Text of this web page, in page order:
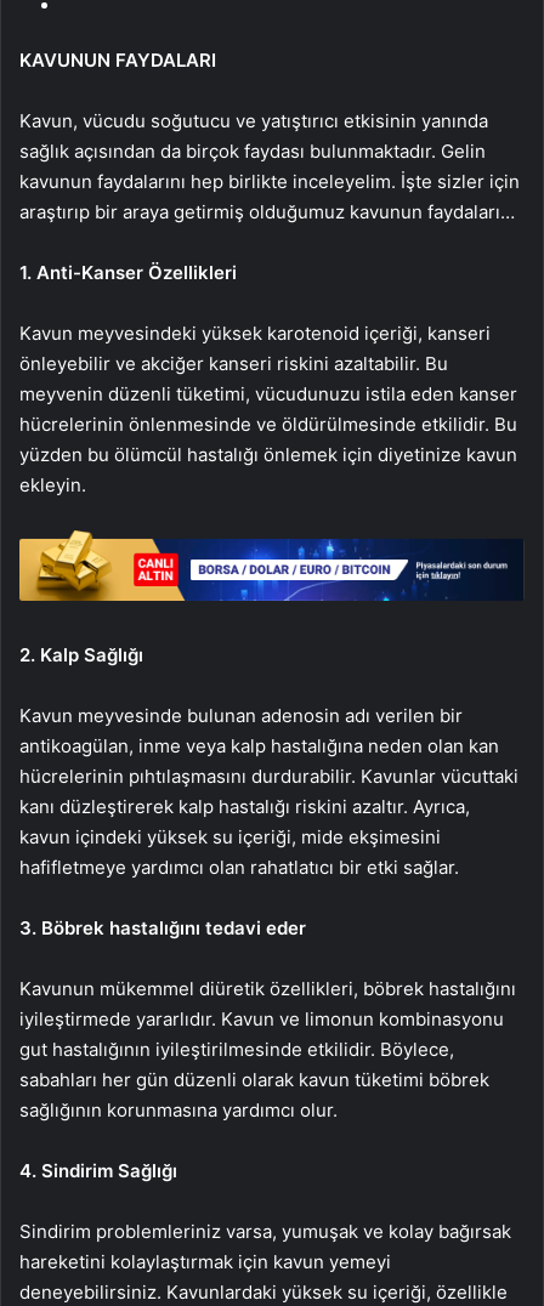
KAVUNUN FAYDALARI
Kavun, vücudu soğutucu ve yatıştırıcı etkisinin yanında
sağlık açısından da birçok faydası bulunmaktadır. Gelin
kavunun faydalarını hep birlikte inceleyelim. İşte sizler için
araştırıp bir araya getirmiş olduğumuz kavunun faydaları…
1. Anti-Kanser Özellikleri
Kavun meyvesindeki yüksek karotenoid içeriği, kanseri
önleyebilir ve akciğer kanseri riskini azaltabilir. Bu
meyvenin düzenli tüketimi, vücudunuzu istila eden kanser
hücrelerinin önlenmesinde ve öldürülmesinde etkilidir. Bu
yüzden bu ölümcül hastalığı önlemek için diyetinize kavun
ekleyin.
2. Kalp Sağlığı
Kavun meyvesinde bulunan adenosin adı verilen bir
antikoagülan, inme veya kalp hastalığına neden olan kan
hücrelerinin pıhtılaşmasını durdurabilir. Kavunlar vücuttaki
kanı düzleştirerek kalp hastalığı riskini azaltır. Ayrıca,
kavun içindeki yüksek su içeriği, mide ekşimesini
hafifletmeye yardımcı olan rahatlatıcı bir etki sağlar.
3. Böbrek hastalığını tedavi eder
Kavunun mükemmel diüretik özellikleri, böbrek hastalığını
iyileştirmede yararlıdır. Kavun ve limonun kombinasyonu
gut hastalığının iyileştirilmesinde etkilidir. Böylece,
sabahları her gün düzenli olarak kavun tüketimi böbrek
sağlığının korunmasına yardımcı olur.
4. Sindirim Sağlığı
Sindirim problemleriniz varsa, yumuşak ve kolay bağırsak
hareketini kolaylaştırmak için kavun yemeyi
deneyebilirsiniz. Kavunlardaki yüksek su içeriği, özellikle